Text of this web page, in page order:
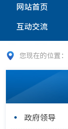
网站首页
互动交流
您现在的位置：
政府领导